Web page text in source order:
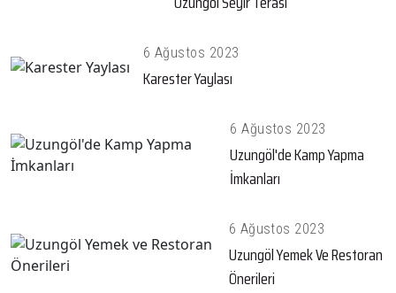
6 Ağustos 2023
Karester Yaylası
6 Ağustos 2023
Uzungöl'de Kamp Yapma
İmkanları
6 Ağustos 2023
Uzungöl Yemek Ve Restoran
Önerileri